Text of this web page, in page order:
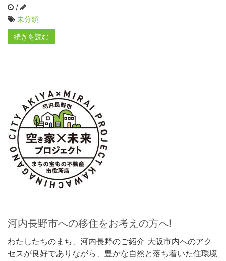
/
未分類
続きを読む
河内長野市への移住をお考えの方へ!
わたしたちのまち、河内長野のご紹介 大阪市内へのアク
セスが良好でありながら、豊かな自然と落ち着いた住環境